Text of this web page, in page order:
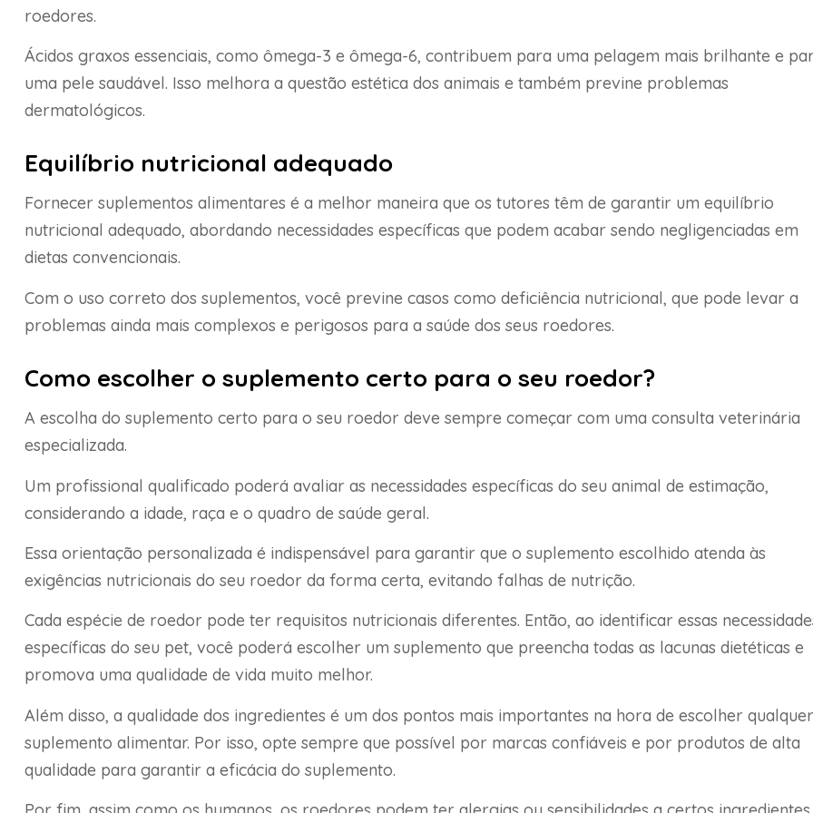
roedores.
Ácidos graxos essenciais, como ômega-3 e ômega-6, contribuem para uma pelagem mais brilhante e
uma pele saudável. Isso melhora a questão estética dos animais e também previne problemas
dermatológicos.
Equilíbrio nutricional adequado
Fornecer suplementos alimentares é a melhor maneira que os tutores têm de garantir um equilíbrio
nutricional adequado, abordando necessidades específicas que podem acabar sendo negligenciadas em
dietas convencionais.
Com o uso correto dos suplementos, você previne casos como deficiência nutricional, que pode levar a
problemas ainda mais complexos e perigosos para a saúde dos seus roedores.
Como escolher o suplemento certo para o seu roedor?
A escolha do suplemento certo para o seu roedor deve sempre começar com uma consulta veterinária
especializada.
Um profissional qualificado poderá avaliar as necessidades específicas do seu animal de estimação,
considerando a idade, raça e o quadro de saúde geral.
Essa orientação personalizada é indispensável para garantir que o suplemento escolhido atenda às
exigências nutricionais do seu roedor da forma certa, evitando falhas de nutrição.
Cada espécie de roedor pode ter requisitos nutricionais diferentes. Então, ao identificar essas
específicas do seu pet, você poderá escolher um suplemento que preencha todas as lacunas dietéticas e
promova uma qualidade de vida muito melhor.
Além disso, a qualidade dos ingredientes é um dos pontos mais importantes na hora de escolher qualquer
suplemento alimentar. Por isso, opte sempre que possível por marcas confiáveis e por produtos de alta
qualidade para garantir a eficácia do suplemento.